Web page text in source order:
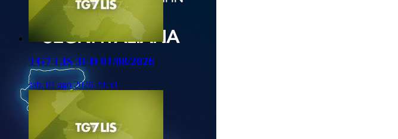
TG7 LIS 3ED 01/08/2026
sab, 01 ago 2026 20:50